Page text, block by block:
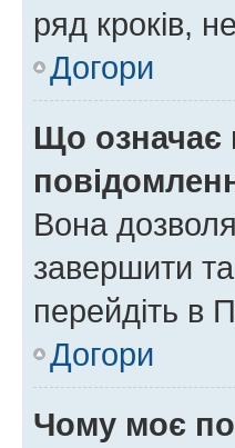
ряд кроків,
Догори
Що означає
Вона
завершити
перейдіть в
Догори
Чому моє